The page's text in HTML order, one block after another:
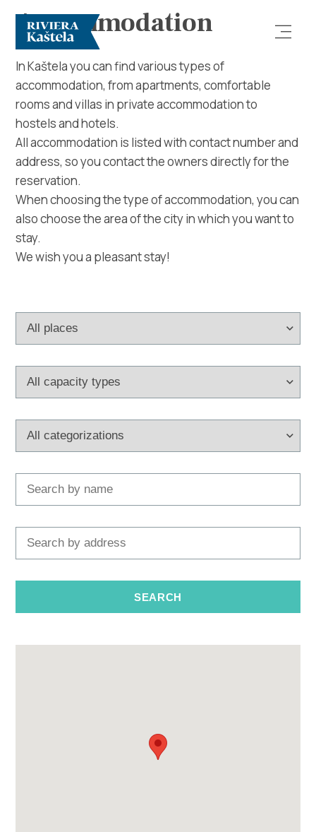
Explore
Destination
What to do
Multimedia
Safe in Dalmatia
en
+385 21 227 933
info@kastela-info.hr
Villa Nika, Kamberovo šetalište 30,
21216 Kaštel Stari, Hrvatska
Directions
Accommodation
In Kaštela you can find various types of
accommodation, from apartments, comfortable
rooms and villas in private accommodation to
hostels and hotels.
All accommodation is listed with contact number and
address, so you contact the owners directly for the
reservation.
When choosing the type of accommodation, you can
also choose the area of ​​the city in which you want to
stay.
We wish you a pleasant stay!